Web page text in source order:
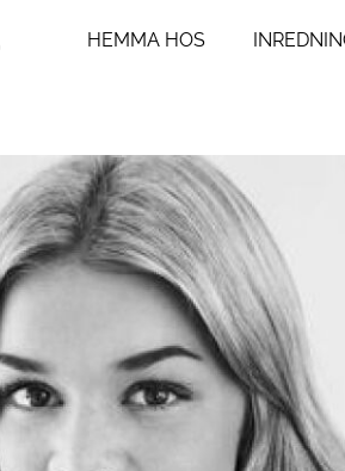
HEMMA HOS
Badrum
Kök
Sovrum
Vardagsrum
Hall
DIY